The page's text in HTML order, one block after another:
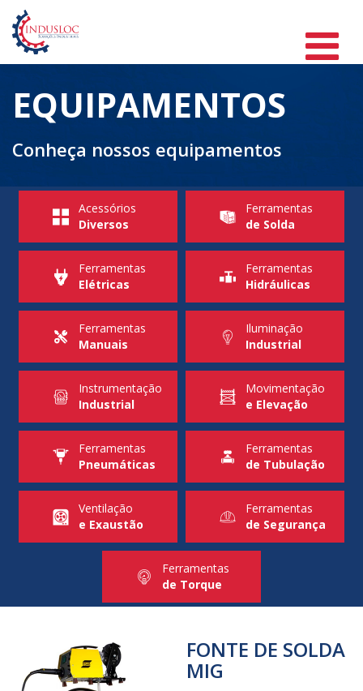
EQUIPAMENTOS
Conheça nossos equipamentos
Acessórios
Diversos
Ferramentas
de Solda
Ferramentas
Elétricas
Ferramentas
Hidráulicas
Ferramentas
Manuais
Iluminação
Industrial
Instrumentação
Industrial
Movimentação
e Elevação
Ferramentas
Pneumáticas
Ferramentas
de Tubulação
Ventilação
e Exaustão
Ferramentas
de Segurança
Ferramentas
de Torque
FONTE DE SOLDA
MIG